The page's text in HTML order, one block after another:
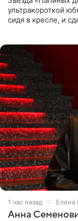
ультракороткой
сидя в кресле, и
1 час назад Елена
Анна